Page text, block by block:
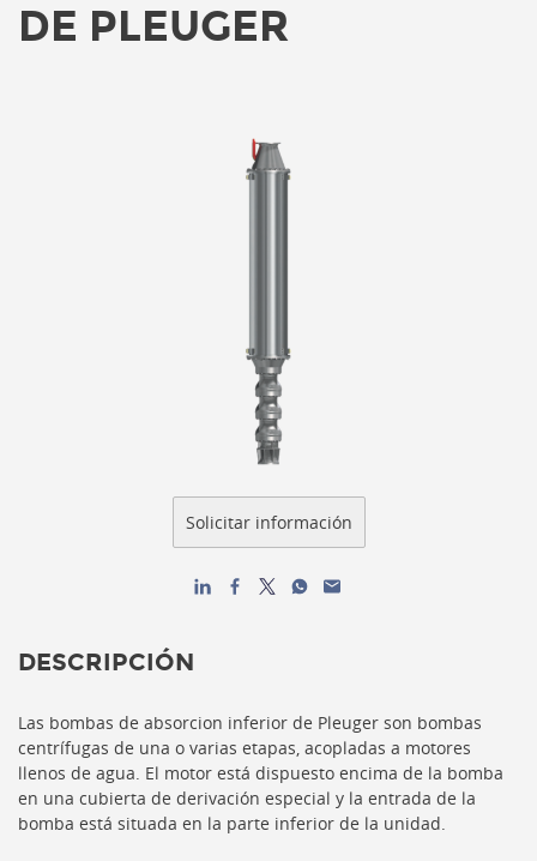
DE PLEUGER
DESCRIPCIÓN
Las bombas de absorcion inferior de Pleuger son bombas
centrífugas de una o varias etapas, acopladas a motores
llenos de agua. El motor está dispuesto encima de la bomba
en una cubierta de derivación especial y la entrada de la
bomba está situada en la parte inferior de la unidad.